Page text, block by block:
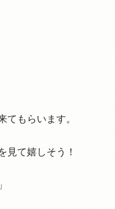
もらいます。
見て嬉しそう！